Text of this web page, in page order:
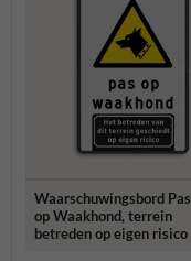
Waarschuwingsbord Pas
op Waakhond, terrein
betreden op eigen risico